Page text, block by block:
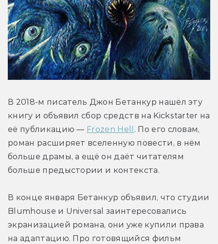
В 2018-м писатель Джон Бетанкур нашёл эту
книгу и объявил сбор средств на Kickstarter на
её публикацию — Frozen Hell . По его словам,
роман расширяет вселенную повести, в нём
больше драмы, а ещё он даёт читателям
больше предыстории и контекста.
В конце января Бетанкур объявил, что студии
Blumhouse и Universal заинтересовались
экранизацией романа, они уже купили права
на адаптацию. Про готовящийся фильм